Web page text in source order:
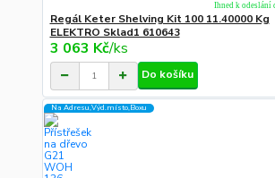
Regál Keter Shelving Kit 100 11.40000 Kg
ELEKTRO Sklad1 610643
3 063 Kč/ks
Ihned k odeslání
Do košíku
Na Adresu,Výd.místo,Boxu